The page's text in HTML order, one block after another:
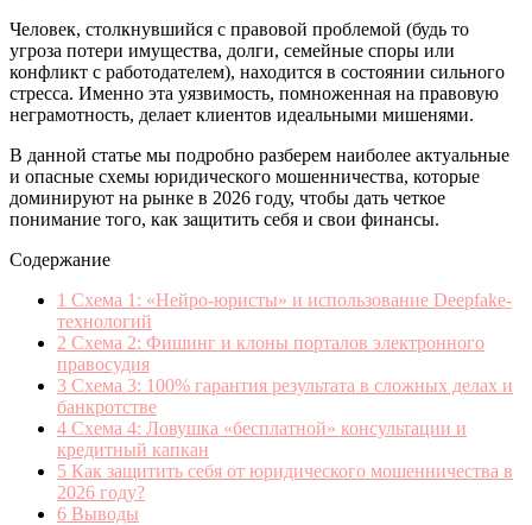
Человек, столкнувшийся с правовой проблемой (будь то
угроза потери имущества, долги, семейные споры или
конфликт с работодателем), находится в состоянии сильного
стресса. Именно эта уязвимость, помноженная на правовую
неграмотность, делает клиентов идеальными мишенями.
В данной статье мы подробно разберем наиболее актуальные
и опасные схемы юридического мошенничества, которые
доминируют на рынке в 2026 году, чтобы дать четкое
понимание того, как защитить себя и свои финансы.
Содержание
1 Схема 1: «Нейро-юристы» и использование Deepfake-
технологий
2 Схема 2: Фишинг и клоны порталов электронного
правосудия
3 Схема 3: 100% гарантия результата в сложных делах и
банкротстве
4 Схема 4: Ловушка «бесплатной» консультации и
кредитный капкан
5 Как защитить себя от юридического мошенничества в
2026 году?
6 Выводы